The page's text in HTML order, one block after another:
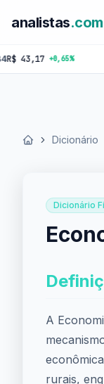
analistas
+0,65%
Início Dicionário
Dicionário
A
rurais,